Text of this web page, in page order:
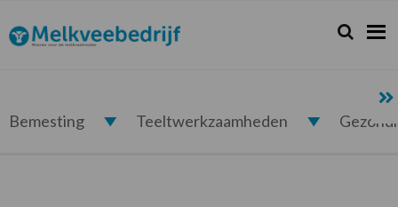
de
hoofdnavigatie
de
hoofd
de
eerste
de
voettekst
Melkveebedrijf.nl Zoeken...
Zoek
Bemesting Teeltwerkzaamheden